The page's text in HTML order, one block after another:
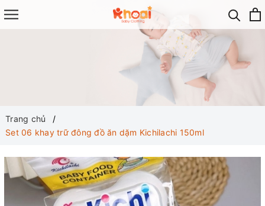
Trang chủ
Set 06 khay trữ đông đồ ăn dặm Kichilachi 150ml